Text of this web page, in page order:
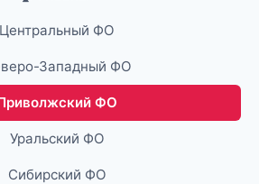
Центральный ФО
Западный ФО
ФО
Уральский ФО
Сибирский ФО